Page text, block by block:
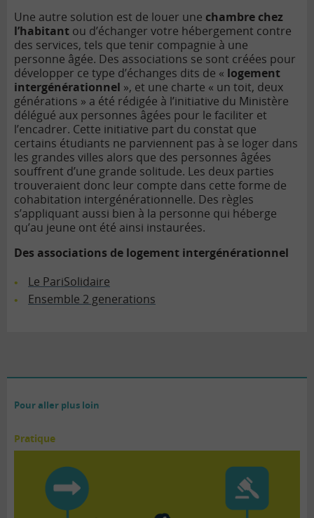
Une autre solution est de louer une chambre chez
l’habitant ou d’échanger votre hébergement contre
des services, tels que tenir compagnie à une
personne âgée. Des associations se sont créées pour
développer ce type d’échanges dits de « logement
intergénérationnel », et une charte « un toit, deux
générations » a été rédigée à l’initiative du Ministère
délégué aux personnes âgées pour le faciliter et
l’encadrer. Cette initiative part du constat que
certains étudiants ne parviennent pas à se loger dans
les grandes villes alors que des personnes âgées
souffrent d’une grande solitude. Les deux parties
trouveraient donc leur compte dans cette forme de
cohabitation intergénérationnelle. Des règles
s’appliquant aussi bien à la personne qui héberge
qu’au jeune ont été ainsi instaurées.
Des associations de logement intergénérationnel
Le PariSolidaire
Ensemble 2 generations
Pour aller plus loin
Pratique